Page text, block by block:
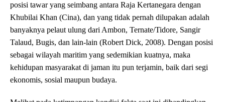
posisi tawar yang seimbang antara Raja Kertanegara dengan
Khubilai Khan (Cina), dan yang tidak pernah dilupakan adalah
banyaknya pelaut ulung dari Ambon, Ternate/Tidore, Sangir
Talaud, Bugis, dan lain-lain (Robert Dick, 2008). Dengan posisi
sebagai wilayah maritim yang sedemikian kuatnya, maka
kehidupan masyarakat di jaman itu pun terjamin, baik dari segi
ekonomis, sosial maupun budaya.